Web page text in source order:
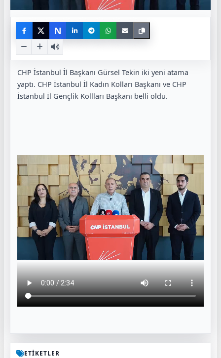
N
CHP İstanbul İl Başkanı Gürsel Tekin iki yeni atama
yaptı. CHP İstanbul İl Kadın Kolları Başkanı ve CHP
İstanbul İl Gençlik Kollları Başkanı belli oldu.
ETİKETLER